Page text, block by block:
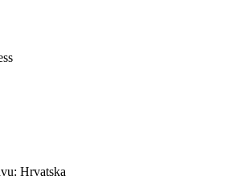
Hrvatska